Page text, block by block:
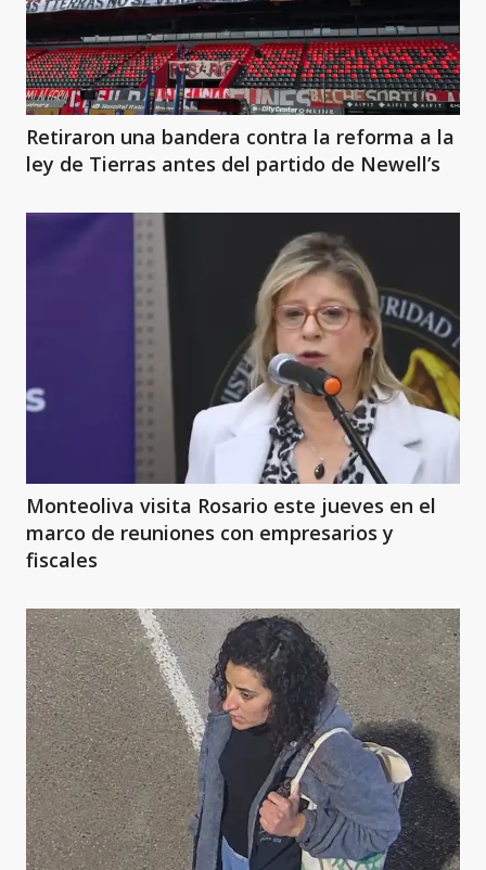
Retiraron una bandera contra la reforma a la
ley de Tierras antes del partido de Newell’s
Monteoliva visita Rosario este jueves en el
marco de reuniones con empresarios y
fiscales